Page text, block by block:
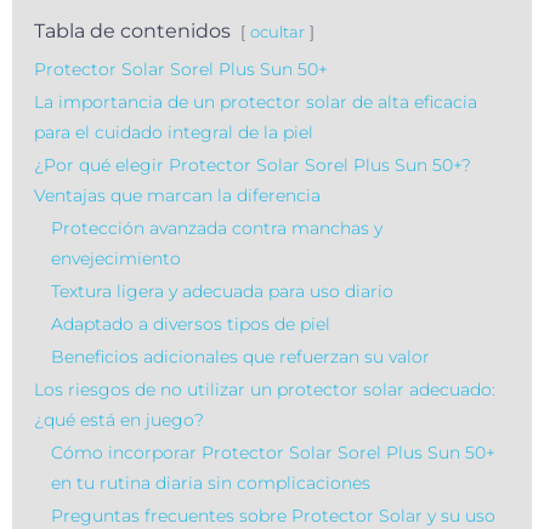
Tabla de contenidos ocultar
Protector Solar Sorel Plus Sun 50+
La importancia de un protector solar de alta eficacia
para el cuidado integral de la piel
¿Por qué elegir Protector Solar Sorel Plus Sun 50+?
Ventajas que marcan la diferencia
Protección avanzada contra manchas y
envejecimiento
Textura ligera y adecuada para uso diario
Adaptado a diversos tipos de piel
Beneficios adicionales que refuerzan su valor
Los riesgos de no utilizar un protector solar adecuado:
¿qué está en juego?
Cómo incorporar Protector Solar Sorel Plus Sun 50+
en tu rutina diaria sin complicaciones
Preguntas frecuentes sobre Protector Solar y su uso